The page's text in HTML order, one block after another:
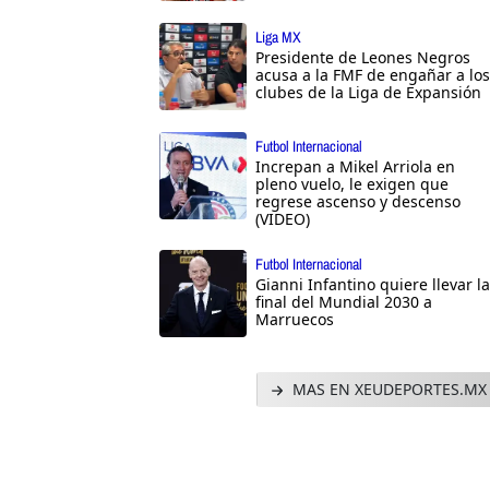
Liga MX
Presidente de Leones Negros
acusa a la FMF de engañar a los
clubes de la Liga de Expansión
Futbol Internacional
Increpan a Mikel Arriola en
pleno vuelo, le exigen que
regrese ascenso y descenso
(VIDEO)
Futbol Internacional
Gianni Infantino quiere llevar la
final del Mundial 2030 a
Marruecos
MAS EN XEUDEPORTES.MX